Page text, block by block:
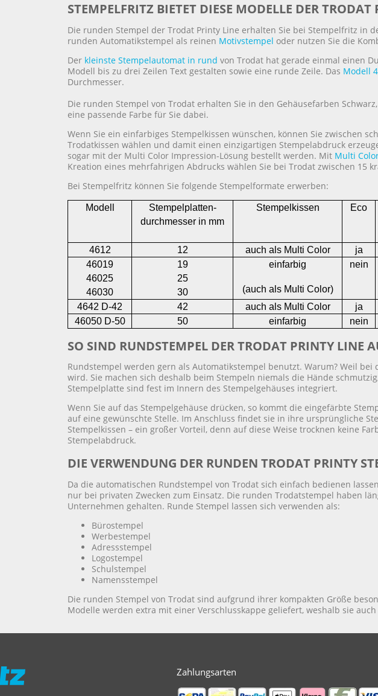
STEMPELFRITZ BIETET DIESE MODELLE DER
Die runden Stempel der Trodat Printy Line erhalten Sie bei Stempelfritz in
runden Automatikstempel als reinen Motivstempel oder nutzen Sie die
Der kleinste Stempelautomat in rund von Trodat hat gerade einmal einen
Modell bis zu drei Zeilen Text gestalten sowie eine runde Zeile. Das Modell
Durchmesser.
Die runden Stempel von Trodat erhalten Sie in den Gehäusefarben
eine passende Farbe für Sie dabei.
Wenn Sie ein einfarbiges Stempelkissen wünschen, können Sie zwischen
Trodatkissen wählen und damit einen einzigartigen Stempelabdruck
sogar mit der Multi Color Impression-Lösung bestellt werden. Mit Multi
Kreation eines mehrfahrigen Abdrucks wählen Sie bei Trodat zwischen 15
Bei Stempelfritz können Sie folgende Stempelformate erwerben:
Modell
Stempelplatten-
durchmesser in mm
Stempelkissen Eco
4612
12 auch als Multi Color ja
46019
46025
46030
19
25
30
einfarbig
(auch als Multi Color)
nein
4642 D-42
42 auch als Multi Color ja
46050 D-50
50 einfarbig nein
SO SIND RUNDSTEMPEL DER TRODAT PRINTY LINE
Rundstempel werden gern als Automatikstempel benutzt. Warum? Weil
wird. Sie machen sich deshalb beim Stempeln niemals die Hände
Stempelplatte sind fest im Innern des Stempelgehäuses integriert.
Wenn Sie auf das Stempelgehäuse drücken, so kommt die eingefärbte
auf eine gewünschte Stelle. Im Anschluss findet sie in ihre ursprüngliche
Stempelkissen – ein großer Vorteil, denn auf diese Weise trocknen keine
Stempelabdruck.
DIE VERWENDUNG DER RUNDEN TRODAT PRINTY
Da die automatischen Rundstempel von Trodat sich einfach bedienen
nur bei privaten Zwecken zum Einsatz. Die runden Trodatstempel haben
Unternehmen gehalten. Runde Stempel lassen sich verwenden als:
Bürostempel
Werbestempel
Adressstempel
Logostempel
Schulstempel
Namensstempel
Die runden Stempel von Trodat sind aufgrund ihrer kompakten Größe
Modelle werden extra mit einer Verschlusskappe geliefert, weshalb sie
Zahlungsarten